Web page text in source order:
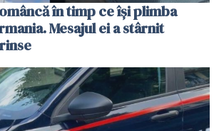
în timp ce își plimba
Mesajul ei a stârnit